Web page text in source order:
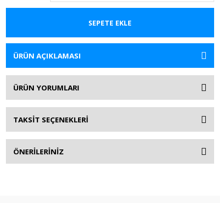
SEPETE EKLE
ÜRÜN AÇIKLAMASI
ÜRÜN YORUMLARI
TAKSİT SEÇENEKLERİ
ÖNERİLERİNİZ